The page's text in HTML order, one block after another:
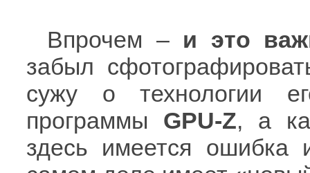
Впрочем – и это
забыл
сужу о технологии
программы GPU-Z, а
здесь имеется ошибка